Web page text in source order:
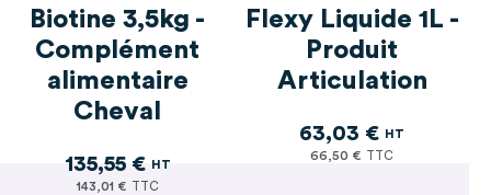
Biotine 3,5kg -
Complément
alimentaire
Cheval
143,01 €
135,55 €
Flexy Liquide 1L -
Produit
Articulation
66,50 €
63,03 €